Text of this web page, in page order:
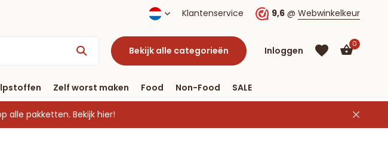
vanaf € 40 Klantenservice 9,6 @ Webwinkelkeur
Bekijk alle categorieën Inloggen
0
Zelf worst maken Food Non-Food SALE
alle pakketten. Bekijk hier!